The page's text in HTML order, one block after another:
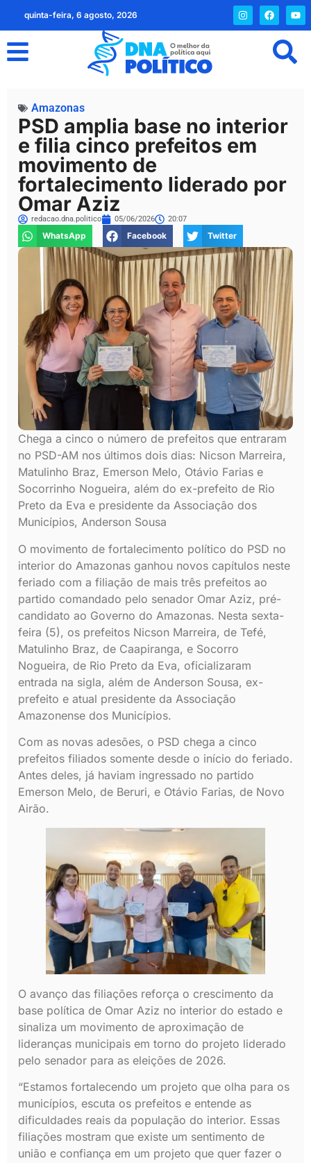
quinta-feira, 6 agosto, 2026
Amazonas
PSD amplia base no interior
e filia cinco prefeitos em
movimento de
fortalecimento liderado por
Omar Aziz
redacao.dna.politico 05/06/2026 20:07
WhatsApp Facebook Twitter
Chega a cinco o número de prefeitos que entraram
no PSD-AM nos últimos dois dias: Nicson Marreira,
Matulinho Braz, Emerson Melo, Otávio Farias e
Socorrinho Nogueira, além do ex-prefeito de Rio
Preto da Eva e presidente da Associação dos
Municípios, Anderson Sousa
O movimento de fortalecimento político do PSD no
interior do Amazonas ganhou novos capítulos neste
feriado com a filiação de mais três prefeitos ao
partido comandado pelo senador Omar Aziz, pré-
candidato ao Governo do Amazonas. Nesta sexta-
feira (5), os prefeitos Nicson Marreira, de Tefé,
Matulinho Braz, de Caapiranga, e Socorro
Nogueira, de Rio Preto da Eva, oficializaram
entrada na sigla, além de Anderson Sousa, ex-
prefeito e atual presidente da Associação
Amazonense dos Municípios.
Com as novas adesões, o PSD chega a cinco
prefeitos filiados somente desde o início do feriado.
Antes deles, já haviam ingressado no partido
Emerson Melo, de Beruri, e Otávio Farias, de Novo
Airão.
O avanço das filiações reforça o crescimento da
base política de Omar Aziz no interior do estado e
sinaliza um movimento de aproximação de
lideranças municipais em torno do projeto liderado
pelo senador para as eleições de 2026.
“Estamos fortalecendo um projeto que olha para os
municípios, escuta os prefeitos e entende as
dificuldades reais da população do interior. Essas
filiações mostram que existe um sentimento de
união e confiança em um projeto que quer fazer o